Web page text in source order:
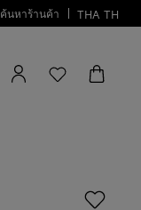
ค้นหาร้านค้า THA TH